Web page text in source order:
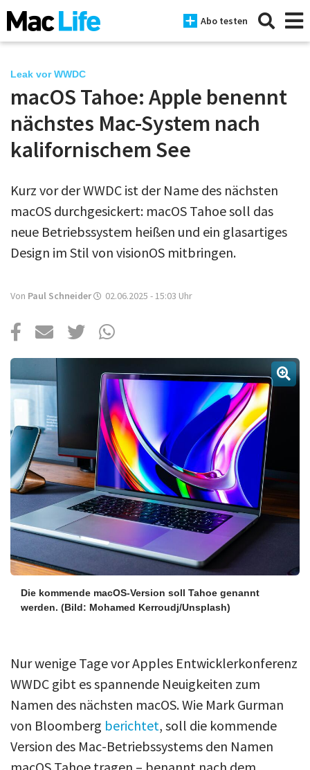
Abo testen
News
iPhone
iPad
Tests
Tipps
Podcast
Mac Life+
Anmelden
Leak vor WWDC
macOS Tahoe: Apple benennt
nächstes Mac-System nach
kalifornischem See
Kurz vor der WWDC ist der Name des nächsten
macOS durchgesickert: macOS Tahoe soll das
neue Betriebssystem heißen und ein glasartiges
Design im Stil von visionOS mitbringen.
Von Paul Schneider 02.06.2025 - 15:03 Uhr
Die kommende macOS-Version soll Tahoe genannt
werden. (Bild: Mohamed Kerroudj/Unsplash)
Nur wenige Tage vor Apples Entwicklerkonferenz
WWDC gibt es spannende Neuigkeiten zum
Namen des nächsten macOS. Wie Mark Gurman
von Bloomberg berichtet, soll die kommende
Version des Mac-Betriebssystems den Namen